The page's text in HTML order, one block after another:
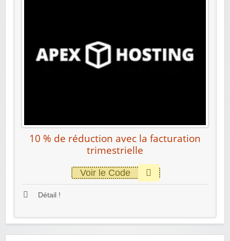
10 % de réduction avec la facturation
trimestrielle
Voir le Code
Détail !